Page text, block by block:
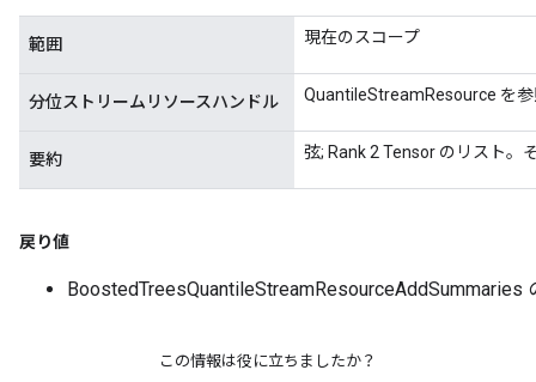
範囲 現在のスコープ
分位ストリームリソースハンドル QuantileStreamResource を
要約 弦; Rank 2 Tensor のリスト。
戻り値
BoostedTreesQuantileStreamResourceAddSummaries
この情報は役に立ちましたか？